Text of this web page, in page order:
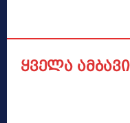
ყველა ამბავი